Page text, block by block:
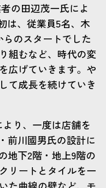
の田辺茂一氏によ
は、従業員5名、木
のスタートでした
組むなど、時代の変
広げていきます。や
て成長を続けていき
り、一度は店舗を
前川國男氏の設計に
地下2階・地上9階の
リートとタイルを一